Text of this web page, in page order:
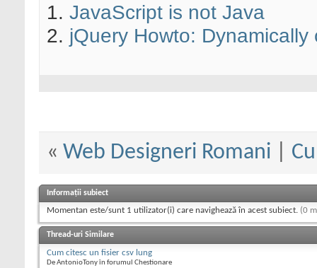
1. JavaScript is not Java
2. jQuery Howto:
« Web Designeri Romani
Informații subiect
Momentan este/sunt 1 utilizator(i) care navighează în acest subiect. (0
Thread-uri Similare
Cum citesc un fisier csv lung
De AntonioTony în forumul Chestionare